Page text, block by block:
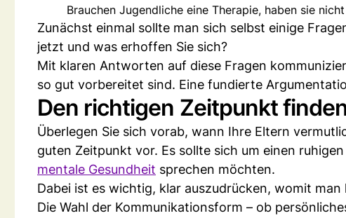
Brauchen Jugendliche eine Therapie, haben sie
Zunächst einmal sollte man sich selbst einige
jetzt und was erhoffen Sie sich?
Mit klaren Antworten auf diese Fragen
so gut vorbereitet sind. Eine fundierte
Den richtigen Zeitpunkt
Überlegen Sie sich vorab, wann Ihre Eltern
guten Zeitpunkt vor. Es sollte sich um einen
mentale Gesundheit sprechen möchten.
Dabei ist es wichtig, klar auszudrücken, womit
Die Wahl der Kommunikationsform – ob